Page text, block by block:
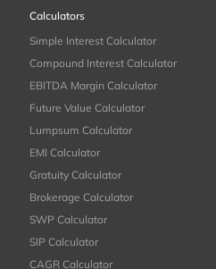
Calculators
Simple Interest Calculator
Compound Interest Calculator
EBITDA Margin Calculator
Future Value Calculator
Lumpsum Calculator
EMI Calculator
Gratuity Calculator
Brokerage Calculator
SWP Calculator
SIP Calculator
CAGR Calculator